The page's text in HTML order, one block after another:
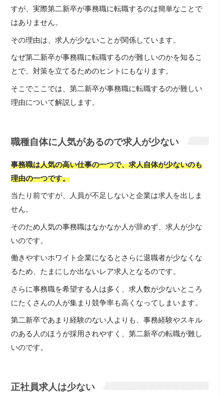
すが、実際第二新卒が事務職に転職するのは簡単なことで
はありません。
その理由は、求人が少ないことが関係しています。
なぜ第二新卒が事務職に転職するのが難しいのかを知るこ
とで、対策を立てるためのヒントにもなります。
そこでここでは、第二新卒が事務職に転職するのが難しい
理由について解説します。
職種自体に人気があるので求人が少ない
事務職は人気の高い仕事の一つで、求人自体が少ないのも
理由の一つです。
当たり前ですが、人員が不足しないと企業は求人を出しま
せん。
そのため人気の事務職はなかなか人が辞めず、求人が少な
いのです。
働きやすいホワイト企業になるとさらに退職者が少なくな
るため、たまにしか出ないレア求人となるのです。
さらに事務職を希望する人は多く、求人数が少ないところ
にたくさんの人が集まり競争率も高くなってしまいます。
第二新卒であまり経験のない人よりも、事務経験やスキル
のある人のほうが採用されやすく、第二新卒の転職が難し
いのです。
正社員求人は少ない